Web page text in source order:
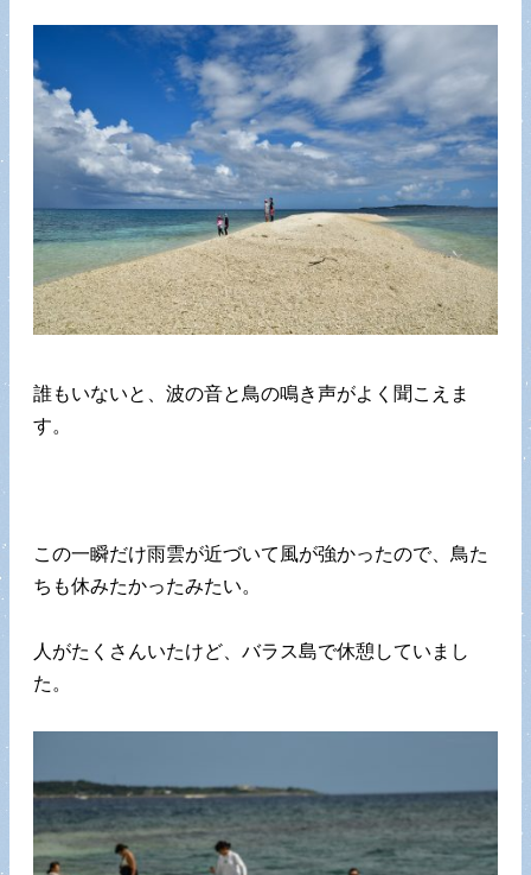
誰もいないと、波の音と鳥の鳴き声がよく聞こえま
す。
この一瞬だけ雨雲が近づいて風が強かったので、鳥た
ちも休みたかったみたい。
人がたくさんいたけど、バラス島で休憩していまし
た。